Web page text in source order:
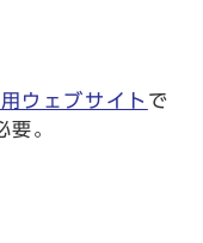
ウェブサイト で
。